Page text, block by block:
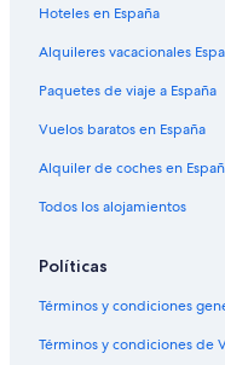
Hoteles en España
Alquileres vacacionales
Paquetes de viaje a España
Vuelos baratos en España
Alquiler de coches en
Todos los alojamientos
Políticas
Términos y condiciones
Términos y condiciones de